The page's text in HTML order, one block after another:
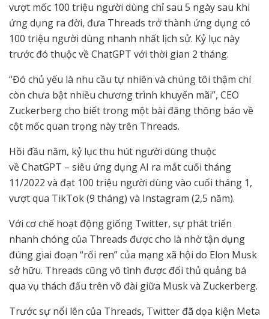
vượt mốc 100 triệu người dùng chỉ sau 5 ngày sau khi
ứng dụng ra đời, đưa Threads trở thành ứng dụng có
100 triệu người dùng nhanh nhất lịch sử. Kỷ lục này
trước đó thuộc về ChatGPT với thời gian 2 tháng.
“Đó chủ yếu là nhu cầu tự nhiên và chúng tôi thậm chí
còn chưa bật nhiều chương trình khuyến mãi”, CEO
Zuckerberg cho biết trong một bài đăng thông báo về
cột mốc quan trọng này trên Threads.
Hồi đầu năm, kỷ lục thu hút người dùng thuộc
về ChatGPT – siêu ứng dụng AI ra mắt cuối tháng
11/2022 và đạt 100 triệu người dùng vào cuối tháng 1,
vượt qua TikTok (9 tháng) và Instagram (2,5 năm).
Với cơ chế hoạt động giống Twitter, sự phát triển
nhanh chóng của Threads được cho là nhờ tận dụng
đúng giai đoạn “rối ren” của mạng xã hội do Elon Musk
sở hữu. Threads cũng vô tình được đối thủ quảng bá
qua vụ thách đấu trên võ đài giữa Musk và Zuckerberg.
Trước sự nổi lên của Threads, Twitter đã dọa kiện Meta